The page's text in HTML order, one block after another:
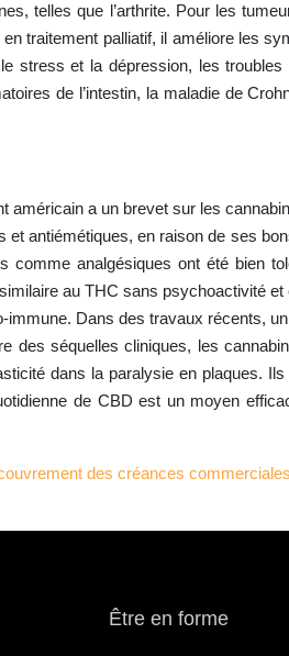
telles que l’arthrite. Pour les
traitement palliatif, il améliore les
stress et la dépression, les troubles
de l’intestin, la maladie de
américain a un brevet sur les
antiémétiques, en raison de ses
comme analgésiques ont été bien
au THC sans psychoactivité et
immune. Dans des travaux récents,
des séquelles cliniques, les
dans la paralysie en plaques.
de CBD est un moyen
des créances
Être en forme